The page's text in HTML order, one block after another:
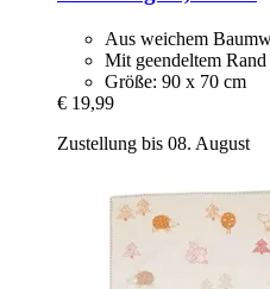
Aus weichem
Mit geendeltem Rand
Größe: 90 x 70 cm
€ 19,99
Zustellung bis 08. August